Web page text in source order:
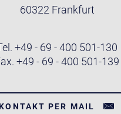
60322 Frankfurt
+49 - 69 - 400 501-130
+49 - 69 - 400 501-139
PER MAIL